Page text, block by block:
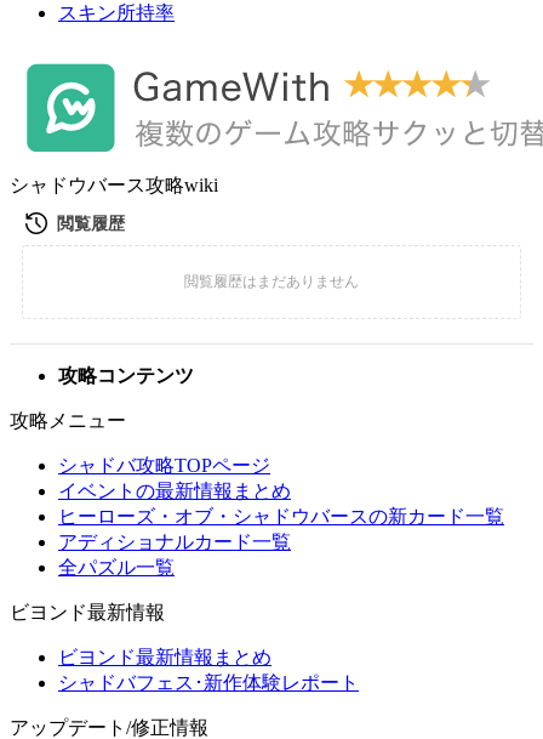
スキン所持率
シャドウバース攻略wiki
攻略コンテンツ
攻略メニュー
シャドバ攻略TOPページ
イベントの最新情報まとめ
ヒーローズ・オブ・シャドウバースの新カード一覧
アディショナルカード一覧
全パズル一覧
ビヨンド最新情報
ビヨンド最新情報まとめ
シャドバフェス･新作体験レポート
アップデート/修正情報